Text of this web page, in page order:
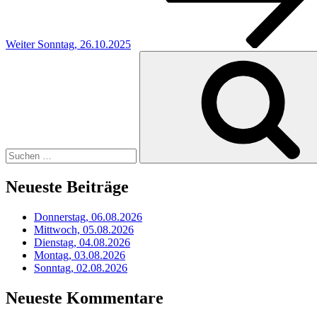
Weiter Sonntag, 26.10.2025
Neueste Beiträge
Donnerstag, 06.08.2026
Mittwoch, 05.08.2026
Dienstag, 04.08.2026
Montag, 03.08.2026
Sonntag, 02.08.2026
Neueste Kommentare